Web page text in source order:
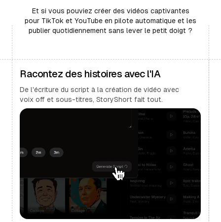
Et si vous pouviez créer des vidéos captivantes
pour TikTok et YouTube en pilote automatique et les
publier quotidiennement sans lever le petit doigt ?
Racontez des histoires avec l'IA
De l'écriture du script à la création de vidéo avec
voix off et sous-titres, StoryShort fait tout.